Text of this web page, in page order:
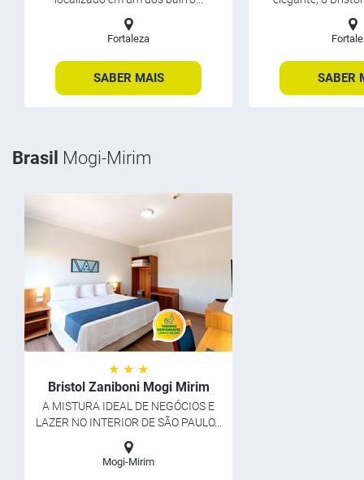
Fortaleza
SABER MAIS SABER
Brasil Mogi-Mirim
★ ★ ★
Bristol Zaniboni Mogi Mirim
A MISTURA IDEAL DE NEGÓCIOS E
LAZER NO INTERIOR DE SÃO PAULO...
Mogi-Mirim